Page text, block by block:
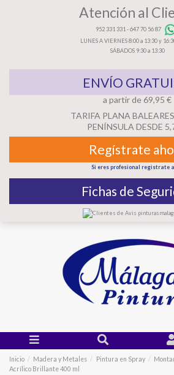
Atención al
952 331 331 -647 70 56 87
LUNES A VIERNES 8:00 a 13:30 y
SÁBADOS 9:30 a 13:30
ENVÍO
a partir de 69,95 €
TARIFA PLANA
PENÍNSULA DESDE
Regístrate
Si eres profesional registrate
Fichas de
Inicio Madera y Metales Pintura en Spray
Acrílico Brillante 400 ml